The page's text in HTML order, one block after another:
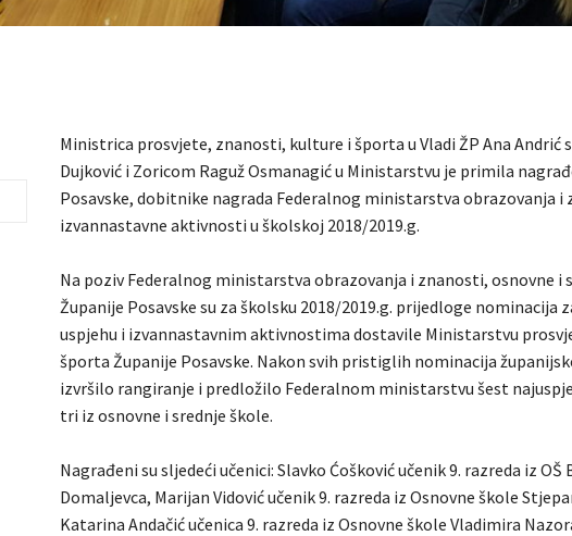
Ministrica prosvjete, znanosti, kulture i športa u Vladi ŽP Ana Andrić
Dujković i Zoricom Raguž Osmanagić u Ministarstvu je primila
Posavske, dobitnike nagrada Federalnog ministarstva obrazovanja i
izvannastavne aktivnosti u školskoj 2018/2019.g.
Na poziv Federalnog ministarstva obrazovanja i znanosti, osnovne i
Županije Posavske su za školsku 2018/2019.g. prijedloge nominacija
uspjehu i izvannastavnim aktivnostima dostavile Ministarstvu
športa Županije Posavske. Nakon svih pristiglih nominacija
izvršilo rangiranje i predložilo Federalnom ministarstvu šest
tri iz osnovne i srednje škole.
Nagrađeni su sljedeći učenici: Slavko Ćošković učenik 9. razreda iz OŠ
Domaljevca, Marijan Vidović učenik 9. razreda iz Osnovne škole
Katarina Andačić učenica 9. razreda iz Osnovne škole Vladimira